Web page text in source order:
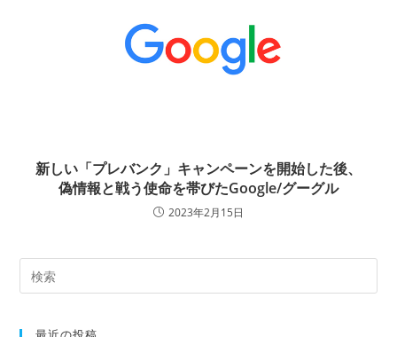
新しい「プレバンク」キャンペーンを開始した後、
偽情報と戦う使命を帯びたGoogle/グーグル
2023年2月15日